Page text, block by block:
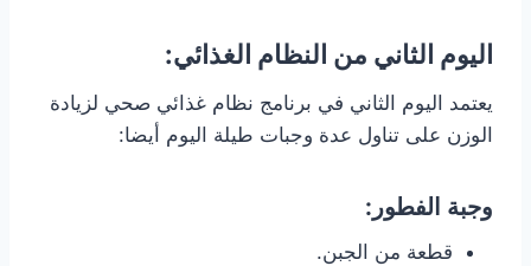
اليوم الثاني من النظام الغذائي:
يعتمد اليوم الثاني في برنامج نظام غذائي صحي لزيادة
الوزن على تناول عدة وجبات طيلة اليوم أيضا:
وجبة الفطور:
قطعة من الجبن.